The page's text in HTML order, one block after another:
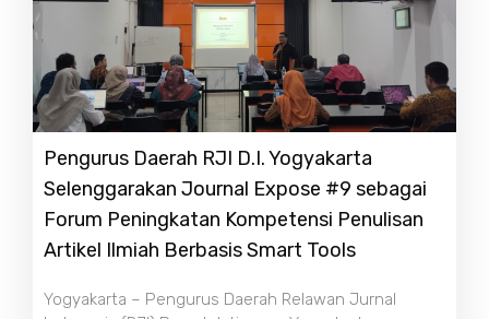
Pengurus Daerah RJI D.I. Yogyakarta
Selenggarakan Journal Expose #9 sebagai
Forum Peningkatan Kompetensi Penulisan
Artikel Ilmiah Berbasis Smart Tools
Yogyakarta – Pengurus Daerah Relawan Jurnal